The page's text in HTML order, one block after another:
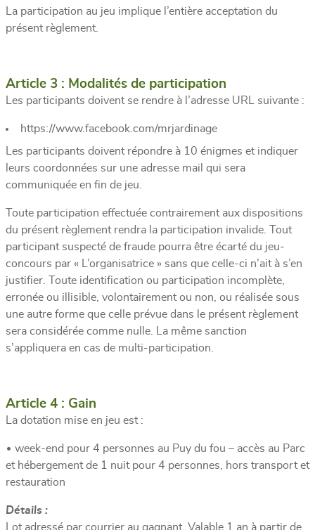
La participation au jeu implique l’entière acceptation du
présent règlement.
Article 3 : Modalités de participation
Les participants doivent se rendre à l’adresse URL suivante :
https://www.facebook.com/mrjardinage
Les participants doivent répondre à 10 énigmes et indiquer
leurs coordonnées sur une adresse mail qui sera
communiquée en fin de jeu.
Toute participation effectuée contrairement aux dispositions
du présent règlement rendra la participation invalide. Tout
participant suspecté de fraude pourra être écarté du jeu-
concours par « L’organisatrice » sans que celle-ci n’ait à s’en
justifier. Toute identification ou participation incomplète,
erronée ou illisible, volontairement ou non, ou réalisée sous
une autre forme que celle prévue dans le présent règlement
sera considérée comme nulle. La même sanction
s’appliquera en cas de multi-participation.
Article 4 : Gain
La dotation mise en jeu est :
• week-end pour 4 personnes au Puy du fou – accès au Parc
et hébergement de 1 nuit pour 4 personnes, hors transport et
restauration
Détails :
Lot adressé par courrier au gagnant. Valable 1 an à partir de